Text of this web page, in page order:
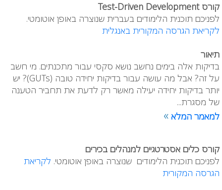
קורס Test-Driven Development
לפניכם תוכנית הלימודים בעברית שנוצרה באופן אוטומטי.
לקריאת הגרסה המקורית באנגלית
תיאור
בדיקות אלה בימים נחשב נושא סקסי עבור מתכנתים. מי חשב
על זה? אבל מה עושה עבור בדיקות יחידה טובה (GUTs)? יש
יותר בדיקות יחידה יעילה מאשר רק לדעת את תחביר הטענה
של מסגרת...
למאמר המלא »
קורס כלים אסטרטגיים למנהלים בכירים
לפניכם תוכנית הלימודים שנוצרה באופן אוטומטי. לקריאת
הגרסה המקורית